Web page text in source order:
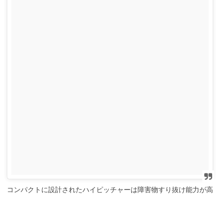
コンパクトに設計されたハイピッチャーは障害物すり抜け能力が高